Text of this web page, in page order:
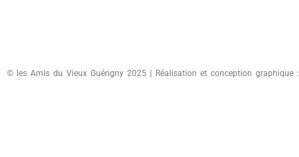
© les Amis du Vieux Guérigny 2025 | Réalisation et conception graphique :